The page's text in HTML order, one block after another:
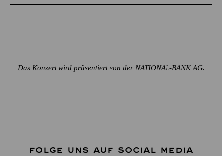
Das Konzert wird präsentiert von der NATIONAL-BANK AG.
FOLGE UNS AUF SOCIAL MEDIA